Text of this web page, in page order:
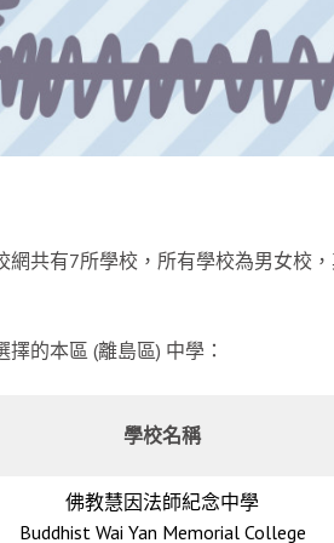
網共有7所學校，所有學校為男女校
擇的本區 (離島區) 中學：
學校名稱
佛教慧因法師紀念中學
Buddhist Wai Yan Memorial College